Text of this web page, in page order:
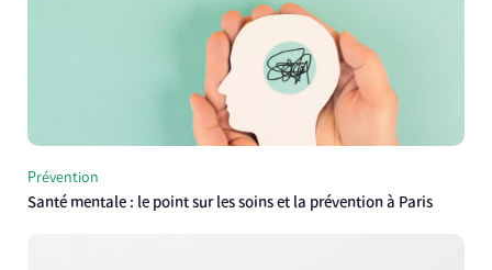
Prévention
Santé mentale : le point sur les soins et la prévention à Paris